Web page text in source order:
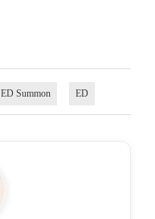
ED Summon ED